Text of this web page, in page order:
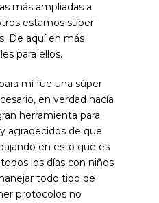
más ampliadas a
estamos súper
De aquí en más
para ellos.
mí fue una súper
en verdad hacía
herramienta para
agradecidos de que
en esto que es
los días con niños
todo tipo de
protocolos no